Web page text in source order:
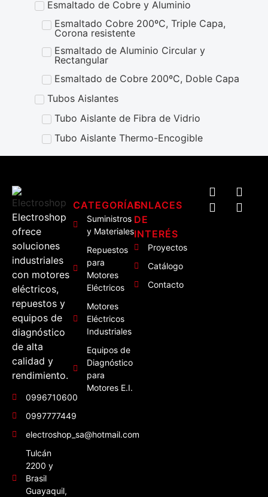
Esmaltado de Cobre y Aluminio
Esmaltado Cobre 200ºC, Triple Capa,
Corona resistente
Esmaltado de Aluminio Circular y
Rectangular
Esmaltado de Cobre 200ºC, Doble Capa
Tubos Aislantes
Tubo Aislante de Fibra de Vidrio
Tubo Aislante Thermo-Encogible
Electroshop
ofrece
soluciones
industriales
con motores
eléctricos,
repuestos y
equipos de
diagnóstico
de alta
calidad y
rendimiento.
0996710600
0997777449
electroshop_sa@hotmail.com
Tulcán
2200 y
Brasil
Guayaquil,
CATEGORÍAS
Suministros
y Materiales
Repuestos
para
Motores
Eléctricos
Motores
Eléctricos
Industriales
Equipos de
Diagnóstico
para
Motores E.I.
ENLACES
DE
INTERÉS
Proyectos
Catálogo
Contacto